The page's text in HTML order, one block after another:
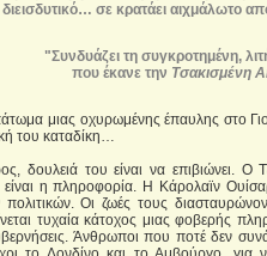
σε κρατάει αιχμάλωτο
"Συνδυάζει τη συγκροτημένη,
που έκανε την Τσακισμένη
μιας οχυρωμένης έπαυλης στο
του καταδίκη…
δουλειά του είναι να επιβιώνει. Ο
η πληροφορία. Η Κάρολαϊν
Οι ζωές τους
τυχαία κάτοχος μιας φοβερής
Άνθρωποι που ποτέ δεν